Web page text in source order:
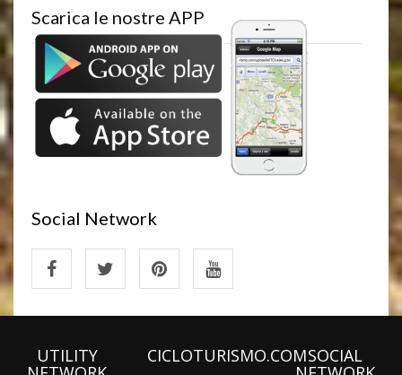
Scarica le nostre APP
Social Network
UTILITY CICLOTURISMO.COMSOCIAL